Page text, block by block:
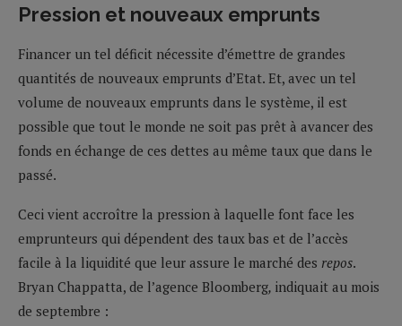
Pression et nouveaux emprunts
Financer un tel déficit nécessite d’émettre de grandes
quantités de nouveaux emprunts d’Etat. Et, avec un tel
volume de nouveaux emprunts dans le système, il est
possible que tout le monde ne soit pas prêt à avancer des
fonds en échange de ces dettes au même taux que dans le
passé.
Ceci vient accroître la pression à laquelle font face les
emprunteurs qui dépendent des taux bas et de l’accès
facile à la liquidité que leur assure le marché des repos.
Bryan Chappatta, de l’agence Bloomberg, indiquait au mois
de septembre :